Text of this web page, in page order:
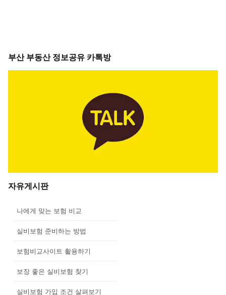
부산 부동산 정보공유 카톡방
자유게시판
나에게 맞는 보험 비교
실비보험 준비하는 방법
보험비교사이트 활용하기
보장 좋은 실비보험 찾기
실비보험 가입 조건 살펴보기